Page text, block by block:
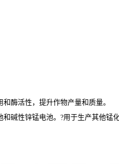
酶活性，提升作物产量和质量。
碱性锌锰电池。?用于生产其他锰